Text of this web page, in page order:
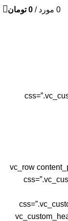
0 مورد /
0 تومان
[/vc_column][/